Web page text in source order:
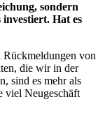
sondern
Hat es
von
die wir in der
sind es mehr als
viel Neugeschäft